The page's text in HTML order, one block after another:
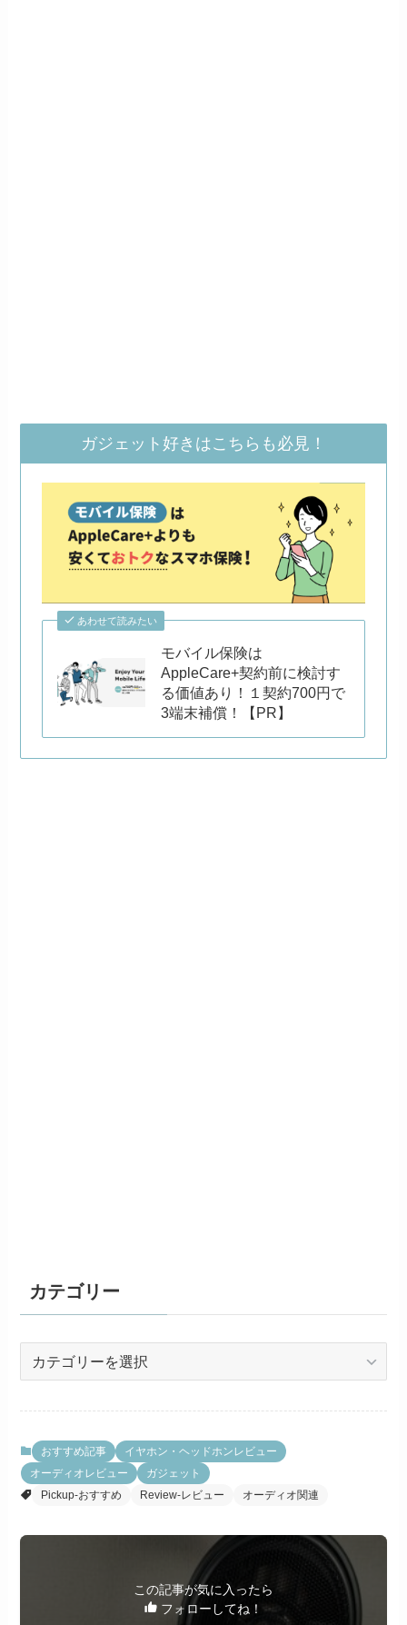
ガジェット好きはこちらも必見！
あわせて読みたい
モバイル保険は
AppleCare+契約前に検討す
る価値あり！１契約700円で
3端末補償！【PR】
カテゴリー
ー
おすすめ記事
イヤホン・ヘッドホンレビュー
オーディオレビュー
ガジェット
Pickup-おすすめ
Review-レビュー オーディオ関連
この記事が気に入ったら
フォローしてね！